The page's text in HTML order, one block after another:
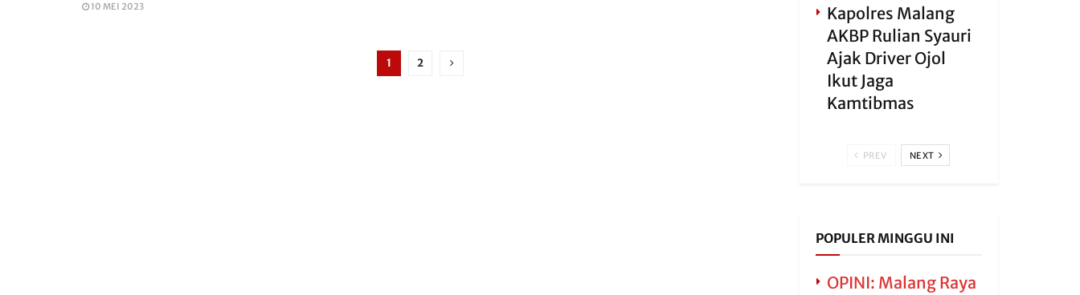
10 MEI 2023
1 2
Kapolres Malang
AKBP Rulian Syauri
Ajak Driver Ojol
Ikut Jaga
Kamtibmas
PREV NEXT
POPULER MINGGU INI
OPINI: Malang Raya